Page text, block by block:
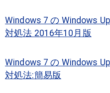
Windows 7 の Windows
対処法 2016年10月版
Windows 7 の Windows
対処法:簡易版